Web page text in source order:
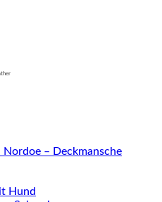
Nordoe – Deckmansche
Hund